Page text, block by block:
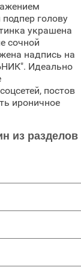
голову
украшена
сочной
надпись на
Идеально
постов
ироничное
из разделов